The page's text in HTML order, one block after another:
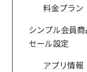
料金プラン
シンプル会員
セール設定
アプリ情報